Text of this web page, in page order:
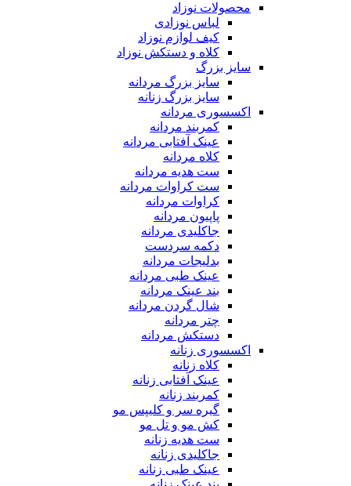
محصولات نوزاد
لباس نوزادی
کیف لوازم نوزاد
کلاه و دستکش نوزاد
سایز بزرگ
سایز بزرگ مردانه
سایز بزرگ زنانه
اکسسوری مردانه
کمربند مردانه
عینک آفتابی مردانه
کلاه مردانه
ست هدیه مردانه
ست کراوات مردانه
کراوات مردانه
پاپیون مردانه
جاکلیدی مردانه
دکمه سردست
بدلیجات مردانه
عینک طبی مردانه
بند عینک مردانه
شال گردن مردانه
چتر مردانه
دستکش مردانه
اکسسوری زنانه
کلاه زنانه
عینک آفتابی زنانه
کمربند زنانه
گیره سر و کلیپس مو
کش مو و تل مو
ست هدیه زنانه
جاکلیدی زنانه
عینک طبی زنانه